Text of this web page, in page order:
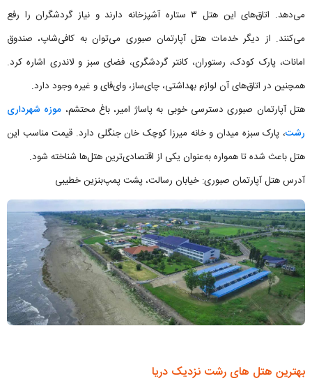
می‌دهد. اتاق‌های این هتل ۳ ستاره آشپزخانه دارند و نیاز گردشگران را رفع
می‌کنند. از دیگر خدمات هتل آپارتمان صبوری می‌توان به کافی‌شاپ، صندوق
امانات، پارک کودک، رستوران، کانتر گردشگری، فضای سبز و لاندری اشاره کرد.
همچنین در اتاق‌های آن لوازم بهداشتی، چای‌ساز، وای‌فای و غیره وجود دارد.
هتل آپارتمان صبوری دسترسی خوبی به پاساژ امیر، باغ محتشم، موزه شهرداری
رشت، پارک سبزه میدان و خانه میرزا کوچک خان جنگلی دارد. قیمت مناسب این
هتل باعث شده تا همواره به‌عنوان یکی از اقتصادی‌ترین هتل‌ها شناخته شود.
آدرس هتل آپارتمان صبوری: خیابان رسالت، پشت پمپ‌بنزین خطیبی
بهترین هتل های رشت نزدیک دریا